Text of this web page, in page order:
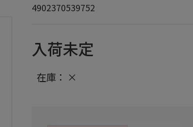
4902370539752
入荷未定
在庫： ×